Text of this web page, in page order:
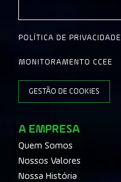
POLÍTICA DE PRIVACIDADE
MONITORAMENTO CCEE
GESTÃO DE COOKIES
A EMPRESA
Quem Somos
Nossos Valores
Nossa História